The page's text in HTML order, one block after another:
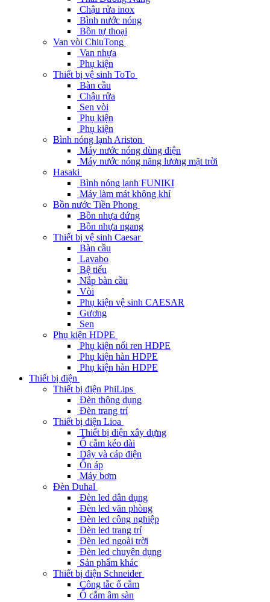
Chậu rửa inox
Bình nước nóng
Bồn tự thoại
Van vòi ChiuTong
Van nhựa
Phụ kiện
Thiết bị vệ sinh ToTo
Bàn cầu
Chậu rửa
Sen vòi
Phụ kiện
Phụ kiện
Bình nóng lạnh Ariston
Máy nước nóng dùng điện
Máy nước nóng năng lương mặt trời
Hasaki
Bình nóng lạnh FUNIKI
Máy làm mát không khí
Bồn nước Tiền Phong
Bồn nhựa đứng
Bồn nhựa ngang
Thiết bị vệ sinh Caesar
Bàn cầu
Lavabo
Bệ tiểu
Nắp bàn cầu
Vòi
Phụ kiện vệ sinh CAESAR
Gương
Sen
Phụ kiện HDPE
Phụ kiện nối ren HDPE
Phụ kiện hàn HDPE
Phụ kiện hàn HDPE
Thiết bị điện
Thiết bị điện PhiLips
Đèn thông dụng
Đèn trang trí
Thiết bị điện Lioa
Thiết bị điện xây dựng
Ổ cắm kéo dài
Dây và cáp điện
Ổn áp
Máy bơm
Đèn Duhal
Đèn led dân dụng
Đèn led văn phòng
Đèn led công nghiệp
Đèn led trang trí
Đèn led ngoài trời
Đèn led chuyên dụng
Sản phẩm khác
Thiết bị điện Schneider
Công tắc ổ cắm
Ổ cắm âm sàn